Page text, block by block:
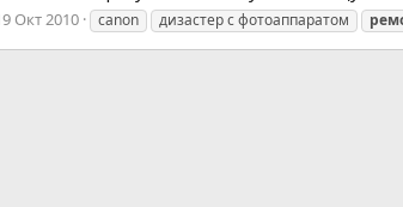
Окт 2010 canon дизастер с фотоаппаратом